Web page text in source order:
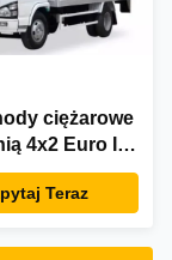
ciężarowe
4x2 Euro II
Teraz